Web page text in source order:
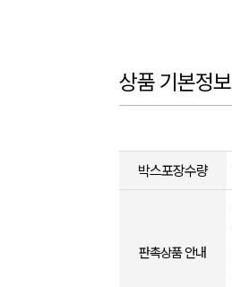
상품 기본정보
박스포장수량
판촉상품 안내